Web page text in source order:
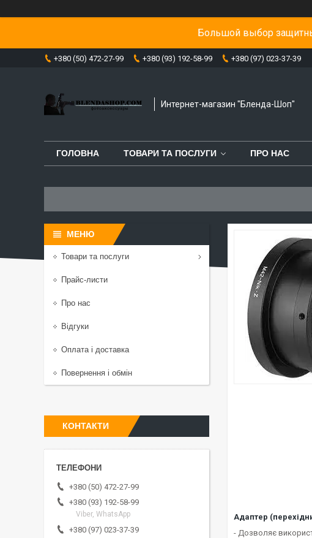
Большой выбор
+380 (50) 472-27-99 +380 (93) 192-58-99 +380 (97) 023-37-39
Интернет-магазин "Бленда-Шоп"
ГОЛОВНА ТОВАРИ ТА ПОСЛУГИ ПРО НАС
Адаптер
- Дозволяє
Товари та послуги
Прайс-листи
Про нас
Відгуки
Оплата і доставка
Повернення і обмін
КОНТАКТИ
+380 (50) 472-27-99
+380 (93) 192-58-99
Viber, WhatsApp
+380 (97) 023-37-39